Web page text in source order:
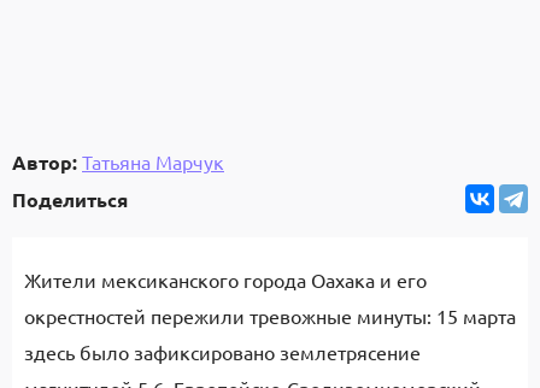
Автор: Татьяна Марчук
Поделиться
Жители мексиканского города Оахака и его
окрестностей пережили тревожные минуты: 15 марта
здесь было зафиксировано землетрясение